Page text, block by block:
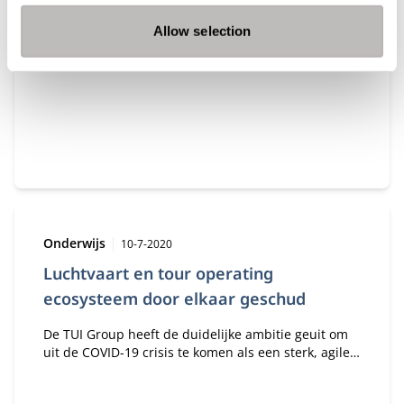
Allow selection
Luchtvaart en tour operating
ecosysteem door elkaar geschud
Type:
Onderwijs Publicatiedatum:
10-7-2020
De TUI Group heeft de duidelijke ambitie geuit om
uit de COVID-19 crisis te komen als een sterk, agile,